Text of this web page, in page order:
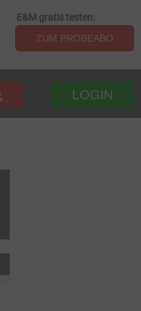
E&M gratis testen:
ZUM PROBEABO
LOGIN